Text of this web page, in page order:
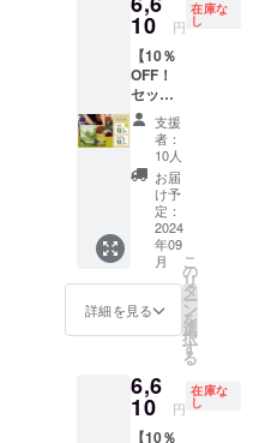
して、
ご活用
くださ
い。 チ
ラシイ
メージ
・サイ
ズはA4
サイズ
で、最
大支援
者数と
してい
る15社
集まっ
た場合
掲載す
るレイ
アウト
プロテ
イン：
810gパ
ウチ×15
袋 賞味
期限 ・
製造か
ら約1年
間（裏
面記
載） 保
存方法
・直射
日光、
高温多
湿を避
い ※商
品は一
度にま
せてい
ただき
ます。
商品ラ
イン
ナップ
・茶乃
美プロ
テイ
ン、抹
茶クラ
フト
エー
ル、
TEKITE
KI
ACTIVE
KI
CHILL
OUT、
して、
HPにロ
ゴを掲
載いた
しま
す。 ・
またク
ラウド
ファン
ディン
グ終了
後に、
堀口園
Instagr
amにて
紹介す
る旨の
投稿&ス
10 円
在庫な
し
【10％
OFF！
セット
割！】
茶乃美
プロテ
イン30
日分
×TEKIT
EKI
CHILL
OUT 通
常価格
7,340円
↓ セッ
ト割価
6,610円
内容量
・茶乃
支援
者：
10人
お届
け予
定：
2024
年09
月
詳細を見る
こ
の
リ
タ
ー
ン
を
選
択
す
る
6,6
10 円
在庫な
し
【10％